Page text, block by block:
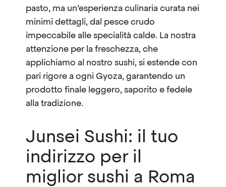
pasto, ma un’esperienza culinaria curata nei
minimi dettagli, dal pesce crudo
impeccabile alle specialità calde. La nostra
attenzione per la freschezza, che
applichiamo al nostro sushi, si estende con
pari rigore a ogni Gyoza, garantendo un
prodotto finale leggero, saporito e fedele
alla tradizione.
Junsei Sushi: il tuo
indirizzo per il
miglior sushi a Roma